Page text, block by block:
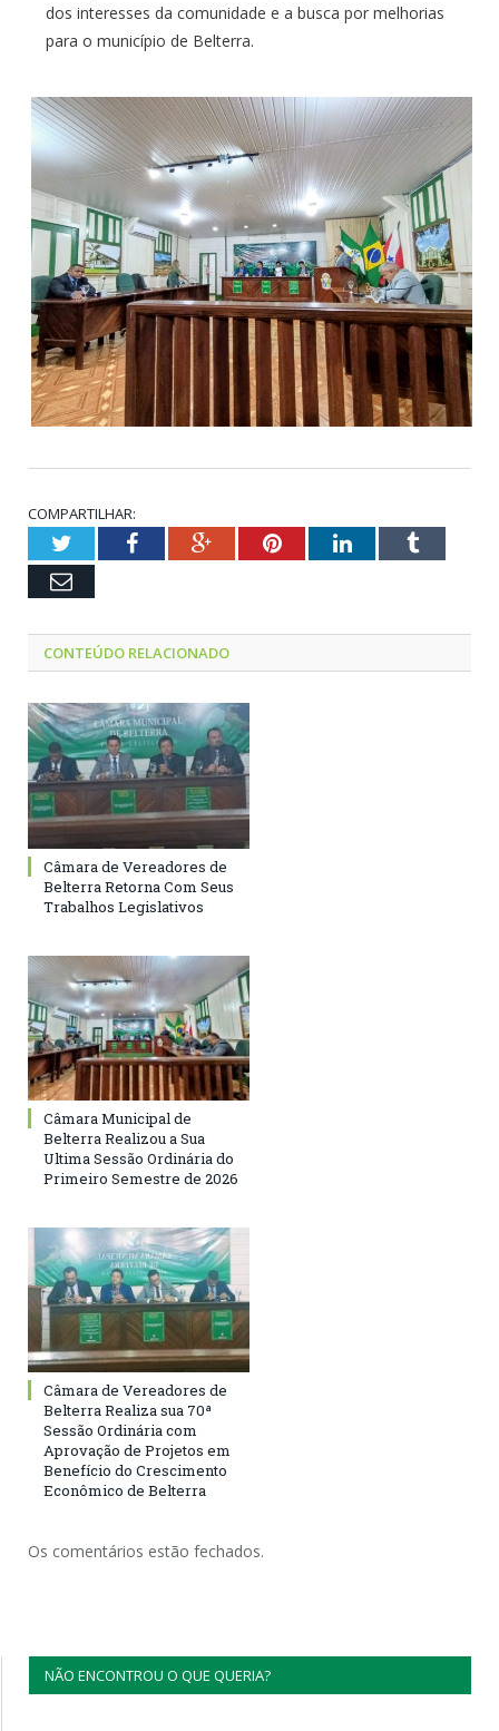
dos interesses da comunidade e a busca por melhorias
para o município de Belterra.
COMPARTILHAR:
TwitterFacebookGoogle+PinterestLinkedInTumblr
Email
CONTEÚDO RELACIONADO
Câmara de Vereadores de
Belterra Retorna Com Seus
Trabalhos Legislativos
Câmara Municipal de
Belterra Realizou a Sua
Ultima Sessão Ordinária do
Primeiro Semestre de 2026
Câmara de Vereadores de
Belterra Realiza sua 70ª
Sessão Ordinária com
Aprovação de Projetos em
Benefício do Crescimento
Econômico de Belterra
Os comentários estão fechados.
NÃO ENCONTROU O QUE QUERIA?